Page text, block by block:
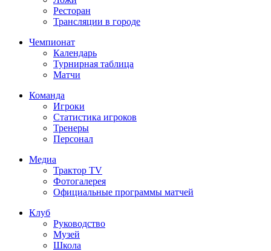
Ресторан
Трансляции в городе
Чемпионат
Календарь
Турнирная таблица
Матчи
Команда
Игроки
Статистика игроков
Тренеры
Персонал
Медиа
Трактор TV
Фотогалерея
Официальные программы матчей
Клуб
Руководство
Музей
Школа